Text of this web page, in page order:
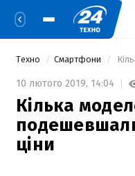
Техно Смартфони
10 лютого 2019, 14:04
Кілька
ціни